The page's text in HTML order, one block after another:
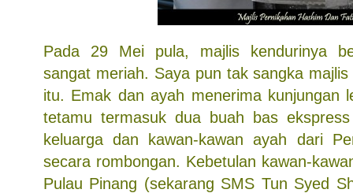
Pada 29 Mei pula, majlis kendurinya
sangat meriah. Saya pun tak sangka
itu. Emak dan ayah menerima kunjungan
tetamu termasuk dua buah bas
keluarga dan kawan-kawan ayah dari
secara rombongan. Kebetulan kawan-
Pulau Pinang (sekarang SMS Tun Syed